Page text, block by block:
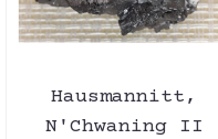
Hausmannitt,
N'Chwaning II